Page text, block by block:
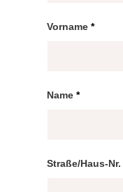
Vorname *
Name *
Straße/Haus-Nr.